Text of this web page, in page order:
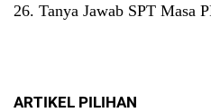
26. Tanya Jawab SPT Masa
ARTIKEL PILIHAN